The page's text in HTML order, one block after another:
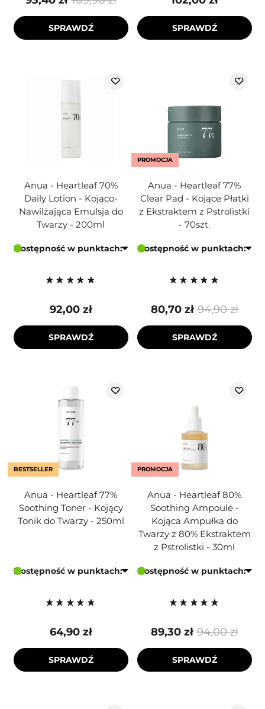
SPRAWDŹ SPRAWDŹ
Anua - Heartleaf 70%
Daily Lotion - Kojąco-
Nawilżająca Emulsja do
Twarzy - 200ml
Dostępność w punktach:
92,00 zł
SPRAWDŹ
PROMOCJA
Anua - Heartleaf 77%
Clear Pad - Kojące Płatki
z Ekstraktem z Pstrolistki
- 70szt.
Dostępność w punktach:
94,90 zł
80,70 zł
SPRAWDŹ
BESTSELLER
Anua - Heartleaf 77%
Soothing Toner - Kojący
Tonik do Twarzy - 250ml
Dostępność w punktach:
64,90 zł
SPRAWDŹ
PROMOCJA
Anua - Heartleaf 80%
Soothing Ampoule -
Kojąca Ampułka do
Twarzy z 80% Ekstraktem
z Pstrolistki - 30ml
Dostępność w punktach:
94,00 zł
89,30 zł
SPRAWDŹ